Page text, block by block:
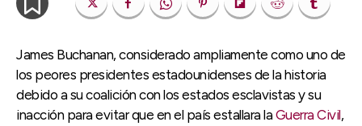
James Buchanan, considerado ampliamente como uno de
los peores presidentes estadounidenses de la historia
debido a su coalición con los estados esclavistas y su
inacción para evitar que en el país estallara laGuerra Civil,